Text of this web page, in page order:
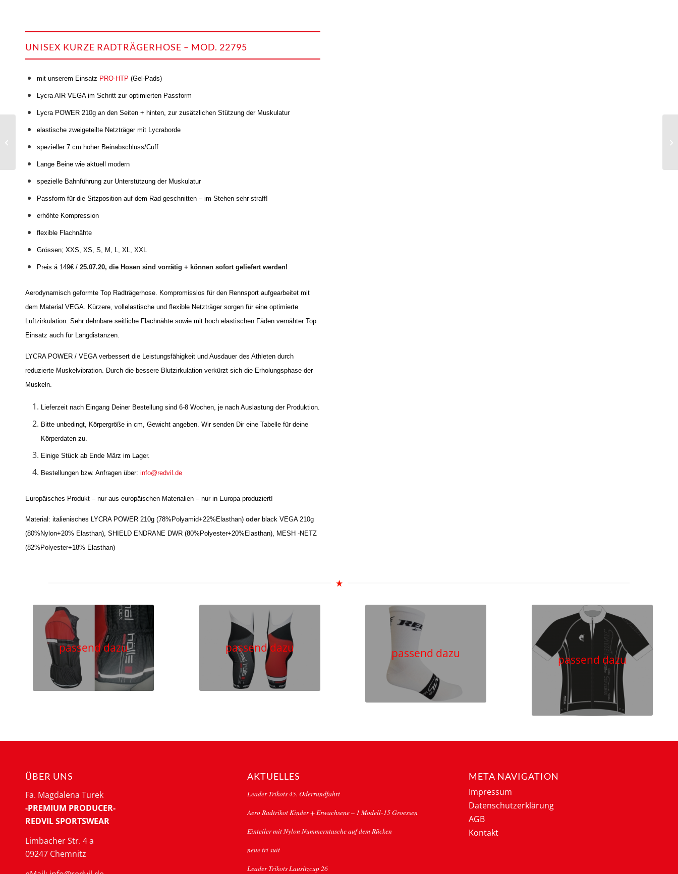
UNISEX KURZE RADTRÄGERHOSE – MOD. 22795
mit unserem Einsatz PRO-HTP (Gel-Pads)
Lycra AIR VEGA im Schritt zur optimierten Passform
Lycra POWER 210g an den Seiten + hinten, zur zusätzlichen Stützung der Muskulatur
elastische zweigeteilte Netzträger mit Lycraborde
spezieller 7 cm hoher Beinabschluss/Cuff
Lange Beine wie aktuell modern
spezielle Bahnführung zur Unterstützung der Muskulatur
Passform für die Sitzposition auf dem Rad geschnitten – im Stehen sehr straff!
erhöhte Kompression
flexible Flachnähte
Grössen; XXS, XS, S, M, L, XL, XXL
Preis á 149€ / 25.07.20, die Hosen sind vorrätig + können sofort geliefert werden!
Aerodynamisch geformte Top Radträgerhose. Kompromisslos für den Rennsport aufgearbeitet mit
dem Material VEGA. Kürzere, vollelastische und flexible Netzträger sorgen für eine optimierte
Luftzirkulation. Sehr dehnbare seitliche Flachnähte sowie mit hoch elastischen Fäden vernähter Top
Einsatz auch für Langdistanzen.
LYCRA POWER / VEGA verbessert die Leistungsfähigkeit und Ausdauer des Athleten durch
reduzierte Muskelvibration. Durch die bessere Blutzirkulation verkürzt sich die Erholungsphase der
Muskeln.
Lieferzeit nach Eingang Deiner Bestellung sind 6-8 Wochen, je nach Auslastung der Produktion.
Bitte unbedingt, Körpergröße in cm, Gewicht angeben. Wir senden Dir eine Tabelle für deine
Körperdaten zu.
Einige Stück ab Ende März im Lager.
Bestellungen bzw. Anfragen über: info@redvil.de
Europäisches Produkt – nur aus europäischen Materialien – nur in Europa produziert!
Material: italienisches LYCRA POWER 210g (78%Polyamid+22%Elasthan) oder black VEGA 210g
(80%Nylon+20% Elasthan), SHIELD ENDRANE DWR (80%Polyester+20%Elasthan), MESH -NETZ
(82%Polyester+18% Elasthan)
passend dazu passend dazu passend dazu passend dazu
ÜBER UNS
Fa. Magdalena Turek
-PREMIUM PRODUCER-
REDVIL SPORTSWEAR
Limbacher Str. 4 a
09247 Chemnitz
AKTUELLES
Leader Trikots 45. Oderrundfahrt
Aero Radtrikot Kinder + Erwachsene – 1 Modell-15 Groessen
Einteiler mit Nylon Nummerntasche auf dem Rücken
neue tri suit
Leader Trikots Lausitzcup 26
META NAVIGATION
Impressum
Datenschutzerklärung
AGB
Kontakt
Allwetter-Weste 376FD,
RACE